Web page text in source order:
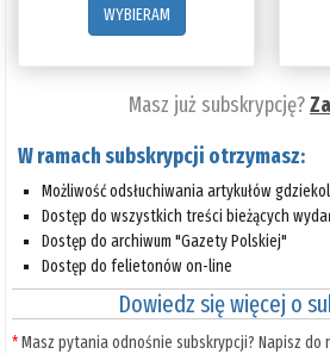
WYBIERAM
Masz już subskrypcję?
W ramach subskrypcji otrzymasz:
Możliwość odsłuchiwania artykułów
Dostęp do wszystkich treści bieżących
Dostęp do archiwum "Gazety Polskiej"
Dostęp do felietonów on-line
Dowiedz się więcej o
*Masz pytania odnośnie subskrypcji? Napisz do